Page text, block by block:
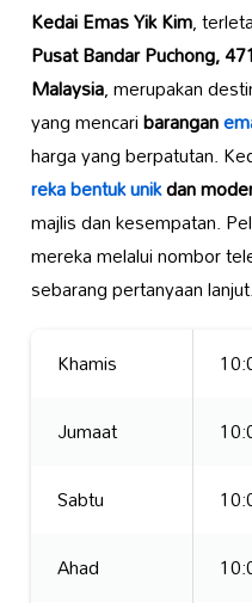
Kedai Emas Yik Kim,
Pusat Bandar Puchong,
Malaysia, merupakan
yang mencaribarangan
harga yang berpatutan.
reka bentuk unikdan
majlis dan kesempatan.
mereka melalui nombor
sebarang pertanyaan lanjut.
Khamis
Jumaat
Sabtu
Ahad